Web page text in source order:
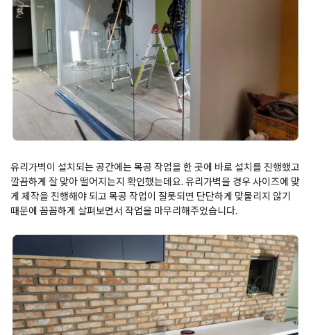
유리가벽이 설치되는 공간에는 목공 작업을 한 곳에 바로 설치를 진행했고
깔끔하게 잘 맞아 떨어지는지 확인했는데요. 유리가벽을 경우 사이즈에 맞
게 제작을 진행해야 되고 목공 작업이 잘못되면 단단하게 맞물리지 않기
때문에 꼼꼼하게 살펴보면서 작업을 마무리해주었습니다.